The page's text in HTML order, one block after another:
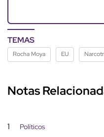
TEMAS
Rocha Moya EU
Notas
1 Políticos